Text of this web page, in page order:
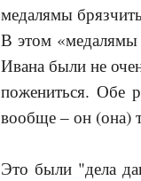
медалямы
В этом
Ивана были не
пожениться. Обе
вообще – он (она)
Это были "дела